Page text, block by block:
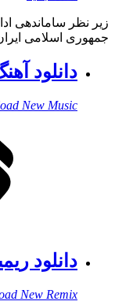
زیر نظر ساماندهی
جمهوری اسلامی
دانلود
New Music
دانلود
New Remix